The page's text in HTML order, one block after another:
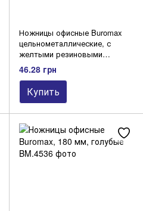
Ножницы офисные Buromax
цельнометаллические, с
желтыми резиновыми
вставками, 160 мм, черные
46.28 грн
Купить